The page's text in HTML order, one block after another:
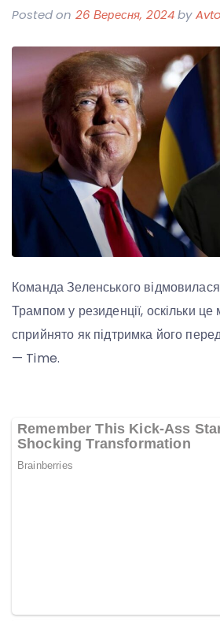
Posted on 26 Вересня, 2024by
Команда Зеленського відмовилася
Трампом у резиденції, оскільки це
сприйнято як підтримка його
— Time.